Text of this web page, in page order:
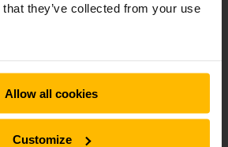
they’ve collected from your use
Allow all cookies
Customize